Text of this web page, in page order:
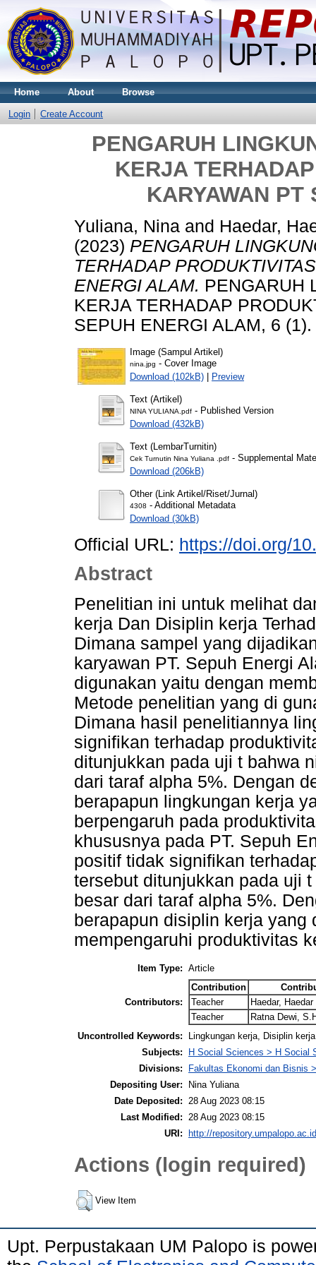
Home About Browse
Login Create Account
PENGARUH
KERJA
KARYAWAN PT
Yuliana, Nina and Haedar,
(2023) PENGARUH
TERHADAP
ENERGI ALAM. PENGARUH
KERJA TERHADAP
SEPUH ENERGI ALAM, 6
Image (Sampul Artikel)
nina.jpg - Cover Image
Download (102kB) | Preview
Text (Artikel)
NINA YULIANA.pdf - Published Version
Download (432kB)
Text (LembarTurnitin)
Cek Turnutin Nina Yuliana .pdf - Supplemental
Download (206kB)
Other (Link Artikel/Riset/Jurnal)
4308 - Additional Metadata
Download (30kB)
Official URL: https://doi.org/
Abstract
Penelitian ini untuk melihat
kerja Dan Disiplin kerja
Dimana sampel yang
karyawan PT. Sepuh Energi
digunakan yaitu dengan
Metode penelitian yang di
Dimana hasil penelitiannya
signifikan terhadap
ditunjukkan pada uji t bahwa
dari taraf alpha 5%. Dengan
berapapun lingkungan kerja
berpengaruh pada
khususnya pada PT. Sepuh
positif tidak signifikan
tersebut ditunjukkan pada uji
besar dari taraf alpha 5%.
berapapun disiplin kerja
mempengaruhi produktivitas
Item Type: Article
Contributors:
Contribution
Teacher
Haedar, Haedar
Teacher
Ratna Dewi,
Uncontrolled Keywords:
Lingkungan kerja, Disiplin
Subjects:
H Social Sciences > H Social
Divisions:
Fakultas Ekonomi dan Bisnis
Depositing User:
Nina Yuliana
Date Deposited:
28 Aug 2023 08:15
Last Modified:
28 Aug 2023 08:15
URI:
http://
Actions (login required)
View Item
Upt. Perpustakaan UM Palopo is